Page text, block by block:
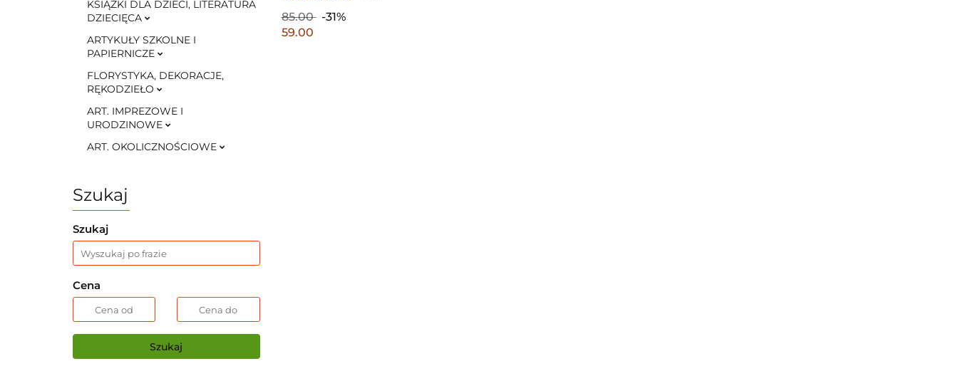
KSIĄŻKI DLA DZIECI, LITERATURA
DZIECIĘCA
ARTYKUŁY SZKOLNE I
PAPIERNICZE
FLORYSTYKA, DEKORACJE,
RĘKODZIEŁO
ART. IMPREZOWE I
URODZINOWE
ART. OKOLICZNOŚCIOWE
Szukaj
Szukaj
Cena
Szukaj
85.00
-31%
59.00